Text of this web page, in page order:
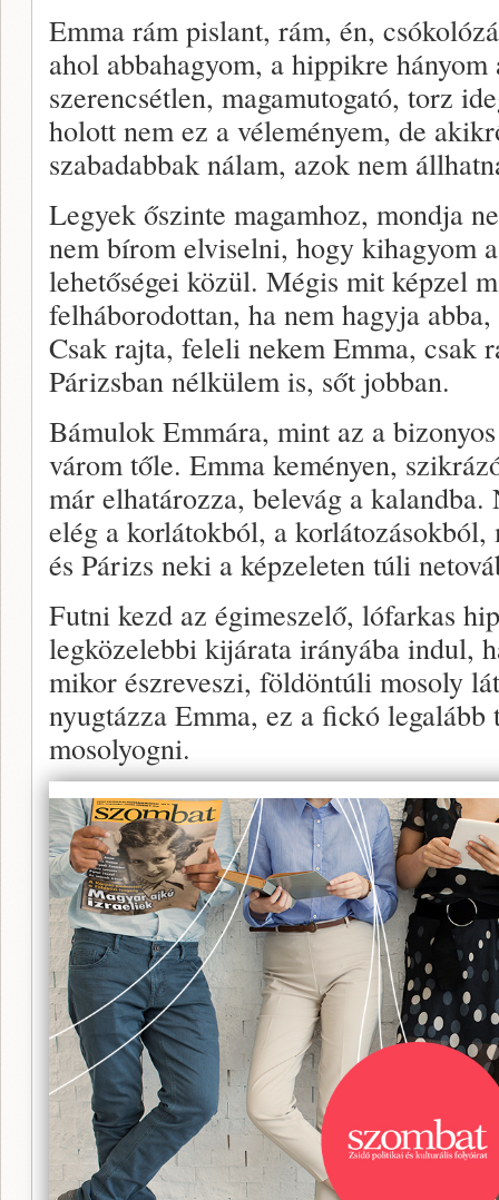
Emma rám pislant, rám, én,
ahol abbahagyom, a hippikre hányom
szerencsétlen, magamutogató, torz
holott nem ez a véleményem, de
szabadabbak nálam, azok nem
Legyek őszinte magamhoz, mondja
nem bírom elviselni, hogy kihagyom
lehetőségei közül. Mégis mit képzel
felháborodottan, ha nem hagyja
Csak rajta, feleli nekem Emma, csak
Párizsban nélkülem is, sőt jobban.
Bámulok Emmára, mint az a
várom tőle. Emma keményen,
már elhatározza, belevág a
elég a korlátokból, a
és Párizs neki a képzeleten túli
Futni kezd az égimeszelő, lófarkas
legközelebbi kijárata irányába indul,
mikor észreveszi, földöntúli mosoly
nyugtázza Emma, ez a fickó
mosolyogni.